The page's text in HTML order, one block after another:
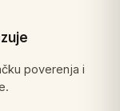
poverenja i